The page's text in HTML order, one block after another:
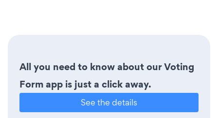
All you need to know about our Voting
Form app is just a click away.
See the details